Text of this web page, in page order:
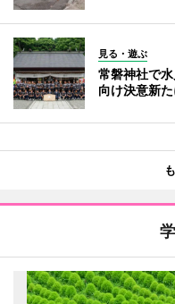
見る・遊ぶ
常磐神社で
向け決意新